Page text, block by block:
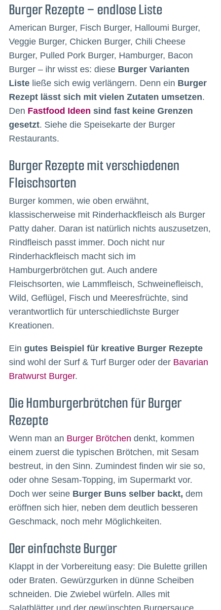
Burger Rezepte – endlose Liste
American Burger, Fisch Burger, Halloumi Burger,
Veggie Burger, Chicken Burger, Chili Cheese
Burger, Pulled Pork Burger, Hamburger, Bacon
Burger – ihr wisst es: dieseBurger Varianten
Listeließe sich ewig verlängern. Denn ein Burger
Rezept lässt sich mit vielen Zutaten umsetzen.
Den Fastfood Ideen sind fast keine Grenzen
gesetzt. Siehe die Speisekarte der Burger
Restaurants.
Burger Rezepte mit verschiedenen
Fleischsorten
Burger kommen, wie oben erwähnt,
klassischerweise mit Rinderhackfleisch als Burger
Patty daher. Daran ist natürlich nichts auszusetzen,
Rindfleisch passt immer. Doch nicht nur
Rinderhackfleisch macht sich im
Hamburgerbrötchen gut. Auch andere
Fleischsorten, wie Lammfleisch, Schweinefleisch,
Wild, Geflügel, Fisch und Meeresfrüchte, sind
verantwortlich für unterschiedlichste Burger
Kreationen.
Ein gutes Beispiel für kreative Burger Rezepte
sind wohl der Surf & Turf Burger oder der Bavarian
Bratwurst Burger.
Die Hamburgerbrötchen für Burger
Rezepte
Wenn man an Burger Brötchen denkt, kommen
einem zuerst die typischen Brötchen, mit Sesam
bestreut, in den Sinn. Zumindest finden wir sie so,
oder ohne Sesam-Topping, im Supermarkt vor.
Doch wer seine Burger Buns selber backt, dem
eröffnen sich hier, neben dem deutlich besseren
Geschmack, noch mehr Möglichkeiten.
Der einfachste Burger
Klappt in der Vorbereitung easy: Die Bulette grillen
oder Braten. Gewürzgurken in dünne Scheiben
schneiden. Die Zwiebel würfeln. Alles mit
Salatblätter und der gewünschten Burgersauce